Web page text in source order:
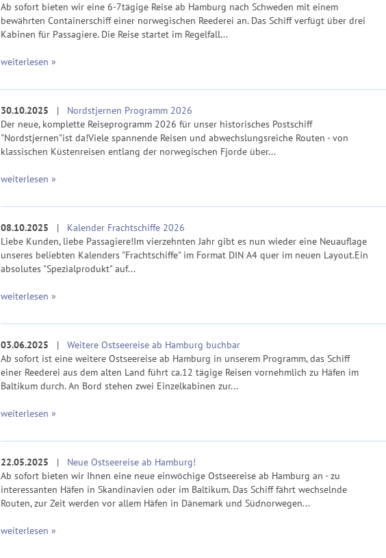
Ab sofort bieten wir eine 6-7tägige Reise ab Hamburg nach Schweden mit einem
bewährten Containerschiff einer norwegischen Reederei an. Das Schiff verfügt über drei
Kabinen für Passagiere. Die Reise startet im Regelfall...
weiterlesen »
30.10.2025 | Nordstjernen Programm 2026
Der neue, komplette Reiseprogramm 2026 für unser historisches Postschiff
"Nordstjernen"ist da!Viele spannende Reisen und abwechslungsreiche Routen - von
klassischen Küstenreisen entlang der norwegischen Fjorde über...
weiterlesen »
08.10.2025 | Kalender Frachtschiffe 2026
Liebe Kunden, liebe Passagiere!Im vierzehnten Jahr gibt es nun wieder eine Neuauflage
unseres beliebten Kalenders "Frachtschiffe" im Format DIN A4 quer im neuen Layout.Ein
absolutes "Spezialprodukt" auf...
weiterlesen »
03.06.2025 | Weitere Ostseereise ab Hamburg buchbar
Ab sofort ist eine weitere Ostseereise ab Hamburg in unserem Programm, das Schiff
einer Reederei aus dem alten Land führt ca.12 tägige Reisen vornehmlich zu Häfen im
Baltikum durch. An Bord stehen zwei Einzelkabinen zur...
weiterlesen »
22.05.2025 | Neue Ostseereise ab Hamburg!
Ab sofort bieten wir Ihnen eine neue einwöchige Ostseereise ab Hamburg an - zu
interessanten Häfen in Skandinavien oder im Baltikum. Das Schiff fährt wechselnde
Routen, zur Zeit werden vor allem Häfen in Dänemark und Südnorwegen...
weiterlesen »